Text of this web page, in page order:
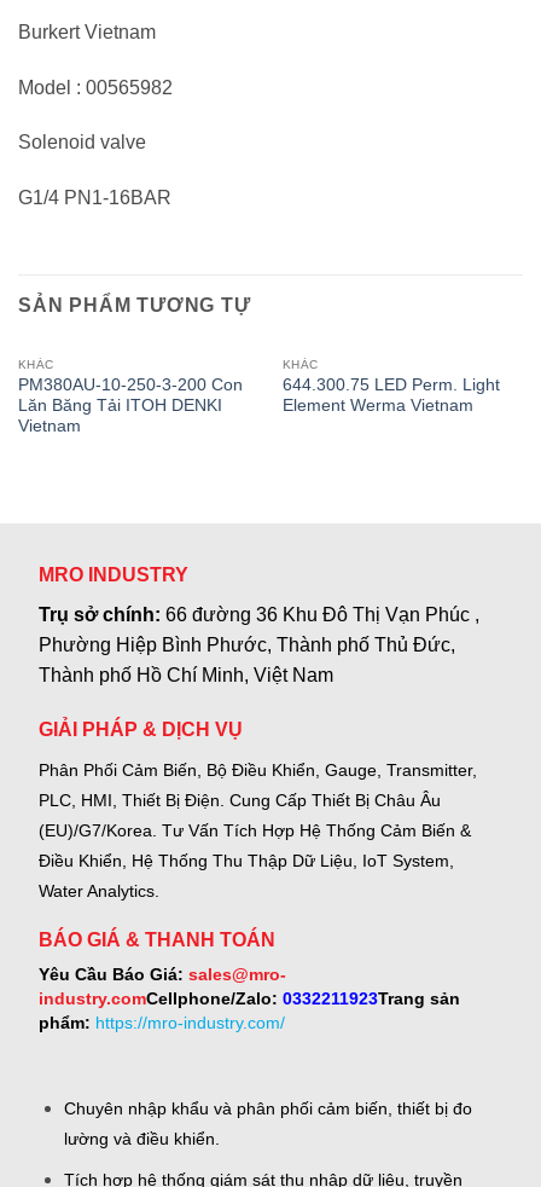
Burkert Vietnam
Model : 00565982
Solenoid valve
G1/4 PN1-16BAR
SẢN PHẨM TƯƠNG TỰ
KHÁC
PM380AU-10-250-3-200 Con
Lăn Băng Tải ITOH DENKI
Vietnam
KHÁC
644.300.75 LED Perm. Light
Element Werma Vietnam
MRO INDUSTRY
Trụ sở chính:66 đường 36 Khu Đô Thị Vạn Phúc ,
Phường Hiệp Bình Phước, Thành phố Thủ Đức,
Thành phố Hồ Chí Minh, Việt Nam
GIẢI PHÁP & DỊCH VỤ
Phân Phối Cảm Biến, Bộ Điều Khiển, Gauge, Transmitter,
PLC, HMI, Thiết Bị Điện. Cung Cấp Thiết Bị Châu Âu
(EU)/G7/Korea. Tư Vấn Tích Hợp Hệ Thống Cảm Biến &
Điều Khiển, Hệ Thống Thu Thập Dữ Liệu, IoT System,
Water Analytics.
BÁO GIÁ & THANH TOÁN
Yêu Cầu Báo Giá: sales@mro-
industry.comCellphone/Zalo: 0332211923Trang sản
phẩm: https://mro-industry.com/
Chuyên nhập khẩu và phân phối cảm biến, thiết bị đo
lường và điều khiển.
Tích hợp hệ thống giám sát thu nhập dữ liệu, truyền